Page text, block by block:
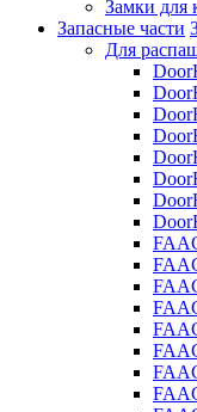
Замки для
Запасные части
Для